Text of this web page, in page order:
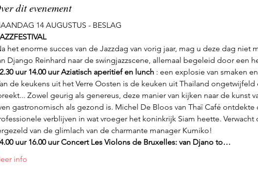
dit evenement
14 AUGUSTUS - BESLAG
Django Reinhard naar de swingjazzscene, allemaal begeleid door een
uur 14.00 uur Aziatisch aperitief en lunch : een explosie van smaken
Zowel geurig als genereus, deze manier van kijken naar de kunst
gastronomisch als gezond is. Michel De Bloos van Thaï Café
verblijven in wat vroeger het koninkrijk Siam heette.
van de glimlach van de charmante manager Kumiko!
uur 16.00 uur Concert Les Violons de Bruxelles: van Djano to…
info